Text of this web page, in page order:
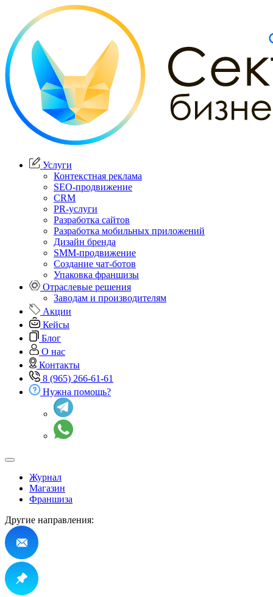
Услуги
Контекстная реклама
SEO-продвижение
CRM
PR-услуги
Разработка сайтов
Разработка мобильных приложений
Дизайн бренда
SMM-продвижение
Создание чат-ботов
Упаковка франшизы
Отраслевые решения
Заводам и производителям
Акции
Кейсы
Блог
О нас
Контакты
8 (965) 266-61-61
Нужна помощь?
Журнал
Магазин
Франшиза
Другие направления: